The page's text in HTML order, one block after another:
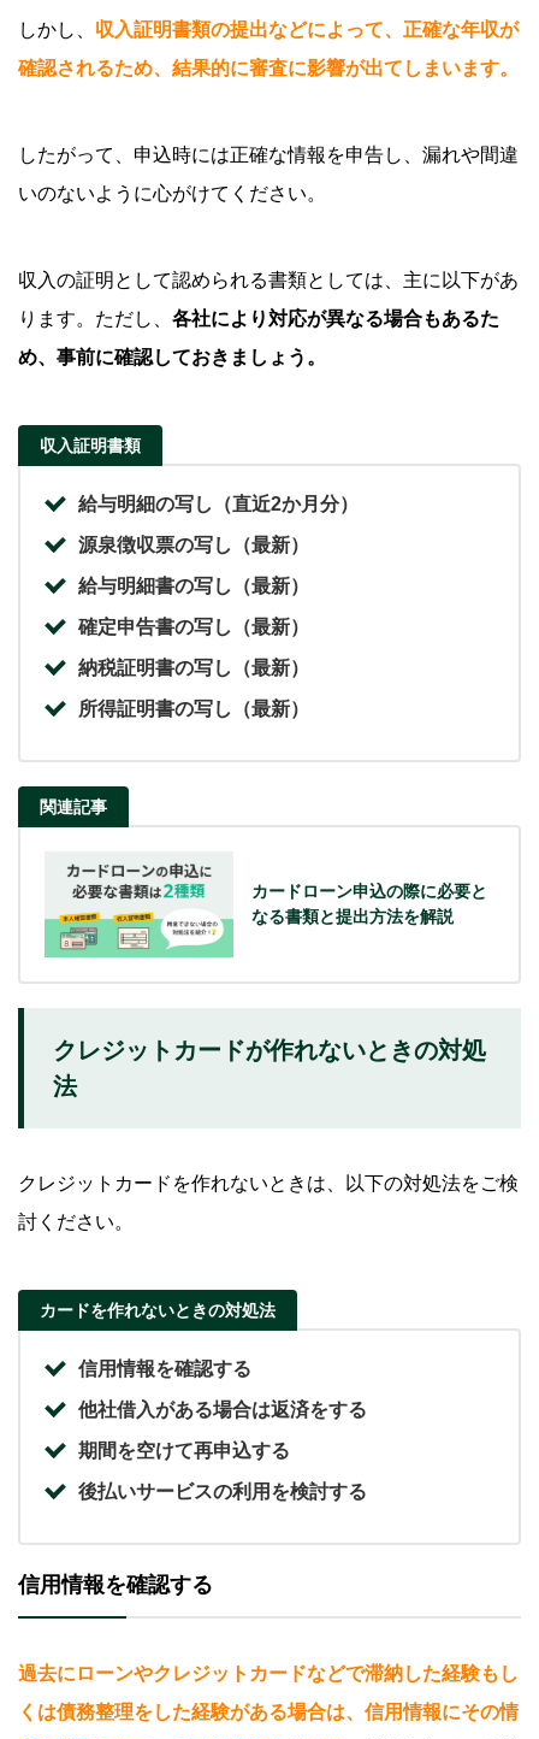
しかし、 収入証明書類の提出などによって、正確な年収が
確認されるため、結果的に審査に影響が出てしまいます。
したがって、申込時には正確な情報を申告し、漏れや間違
いのないように心がけてください。
収入の証明として認められる書類としては、主に以下があ
ります。ただし、 各社により対応が異なる場合もあるた
め、事前に確認しておきましょう。
収入証明書類
給与明細の写し（直近2か月分）
源泉徴収票の写し（最新）
給与明細書の写し（最新）
確定申告書の写し（最新）
納税証明書の写し（最新）
所得証明書の写し（最新）
関連記事
カードローン申込の際に必要と
なる書類と提出方法を解説
クレジットカードが作れないときの対処
法
クレジットカードを作れないときは、以下の対処法をご検
討ください。
カードを作れないときの対処法
信用情報を確認する
他社借入がある場合は返済をする
期間を空けて再申込する
後払いサービスの利用を検討する
信用情報を確認する
過去にローンやクレジットカードなどで滞納した経験もし
くは債務整理をした経験がある場合は、信用情報にその情